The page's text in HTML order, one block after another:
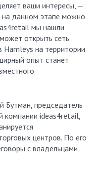
ваши интересы, —
на данном этапе можно
мы нашли
открыть сеть
Hamleys на территории
опыт станет
Бутман, председатель
компании ideas4retail,
центров. По его
с владельцами